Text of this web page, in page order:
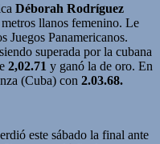
Déborah Rodríguez
llanos femenino. Le
Juegos Panamericanos.
siendo superada por la cubana
2,02.71 y ganó la de oro. En
(Cuba) con 2.03.68.
este sábado la final ante